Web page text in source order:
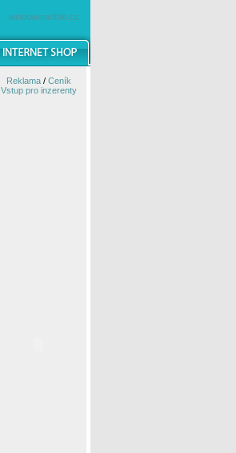
windowsmobile.cz
Reklama/ Ceník
Vstup pro inzerenty